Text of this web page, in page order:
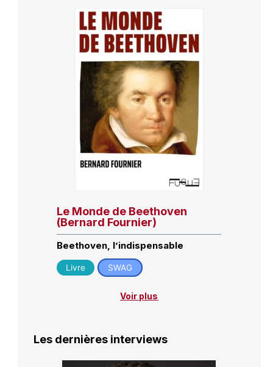
Le Monde de Beethoven
(Bernard Fournier)
Beethoven, l’indispensable
Livre SWAG
Voir plus
Les dernières interviews